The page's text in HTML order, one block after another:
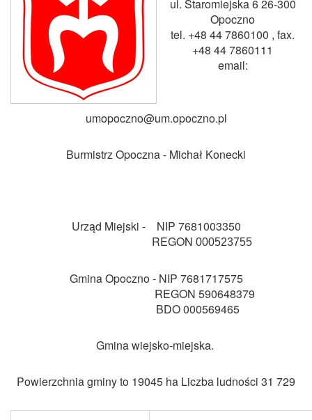
ul. Staromiejska 6 26-300
Opoczno
tel. +48 44 7860100 , fax.
+48 447860111
email:
umopoczno@um.opoczno.pl
Burmistrz Opoczna - Michał Konecki
Urząd Miejski - NIP 7681003350
REGON 000523755
Gmina Opoczno - NIP 7681717575
REGON 590648379
BDO 000569465
Gmina wiejsko-miejska.
Powierzchnia gminy to 19045 ha Liczba ludności 31 729